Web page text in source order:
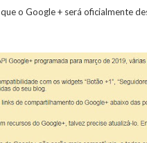
o Google + será oficialmente